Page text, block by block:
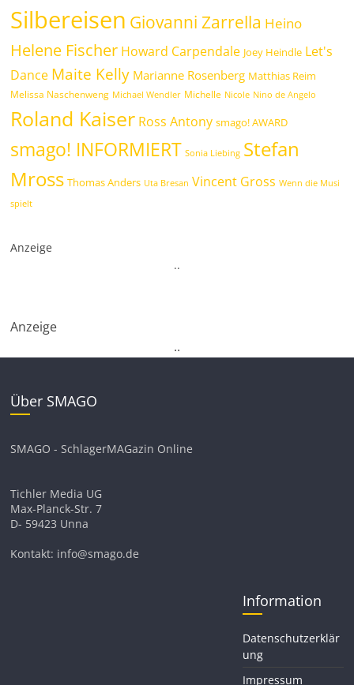
Silbereisen Giovanni Zarrella Heino
Helene Fischer Howard Carpendale Joey Heindle Let's
Dance Maite Kelly Marianne Rosenberg Matthias Reim
Melissa Naschenweng Michael Wendler Michelle Nicole Nino de Angelo
Roland Kaiser Ross Antony smago! AWARD
smago! INFORMIERT Sonia Liebing Stefan
Mross Thomas Anders Uta Bresan Vincent Gross Wenn die Musi
spielt
Anzeige
..
Anzeige
..
Über SMAGO
SMAGO - SchlagerMAGazin Online
Tichler Media UG
Max-Planck-Str. 7
D- 59423 Unna
Kontakt: info@smago.de
Information
Datenschutzerklär
ung
Impressum